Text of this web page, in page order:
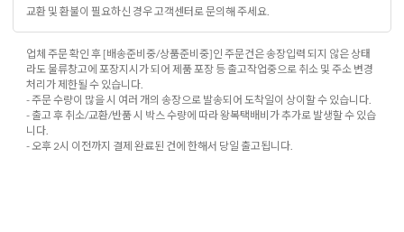
교환 및 환불이 필요하신 경우 고객센터로 문의해 주세요.
업체 주문 확인 후 [배송준비중/상품준비중]인 주문건은 송장입력 되지 않은 상태
라도 물류창고에 포장지시가 되어 제품 포장 등 출고작업중으로 취소 및 주소 변경
처리가 제한될 수 있습니다.
- 주문 수량이 많을 시 여러 개의 송장으로 발송되어 도착일이 상이할 수 있습니다.
- 출고 후 취소/교환/반품 시 박스 수량에 따라 왕복택배비가 추가로 발생할 수 있습
니다.
- 오후 2시 이전까지 결제 완료된 건에 한해서 당일 출고됩니다.